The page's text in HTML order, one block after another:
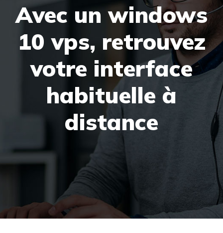
Avec un windows
10 vps, retrouvez
votre interface
habituelle à
distance